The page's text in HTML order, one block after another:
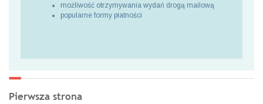
możliwość otrzymywania wydań drogą mailową
popularne formy płatności
Pierwsza strona